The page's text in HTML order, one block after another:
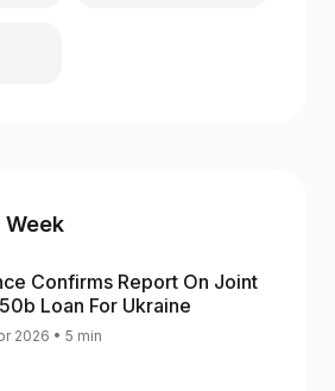
Week
Confirms Report On Joint
Loan For Ukraine
2026 • 5 min